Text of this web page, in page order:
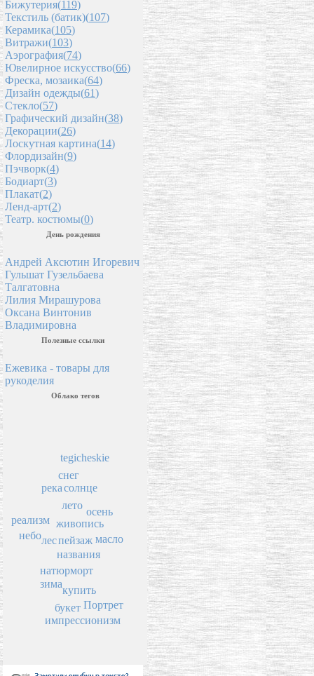
Бижутерия(119)
Текстиль (батик)(107)
Керамика(105)
Витражи(103)
Аэрография(74)
Ювелирное искусство(66)
Фреска, мозаика(64)
Дизайн одежды(61)
Стекло(57)
Графический дизайн(38)
Декорации(26)
Лоскутная картина(14)
Флордизайн(9)
Пэчворк(4)
Бодиарт(3)
Плакат(2)
Ленд-арт(2)
Театр. костюмы(0)
День рождения
Андрей Аксютин Игоревич
Гульшат Гузельбаева
Талгатовна
Лилия Мирашурова
Оксана Винтонив
Владимировна
Полезные ссылки
Ежевика - товары для
рукоделия
Облако тегов
пейзаж
названия
живопись
лето
натюрморт
купить
солнце
лес
зима
осень
букет
масло
река
снег
tegicheskie
реализм
небо
импрессионизм
Портрет